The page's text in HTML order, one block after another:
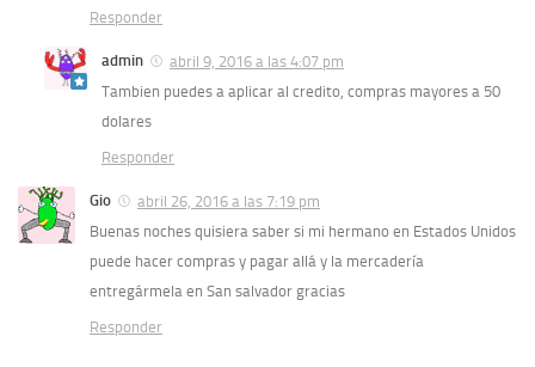
Responder
admin
abril 9, 2016 a las 4:07 pm
Tambien puedes a aplicar al credito, compras mayores a 50
dolares
Responder
Gio
abril 26, 2016 a las 7:19 pm
Buenas noches quisiera saber si mi hermano en Estados Unidos
puede hacer compras y pagar allá y la mercadería
entregármela en San salvador gracias
Responder